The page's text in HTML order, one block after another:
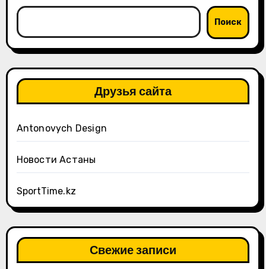
Поиск
Друзья сайта
Antonovych Design
Новости Астаны
SportTime.kz
Свежие записи